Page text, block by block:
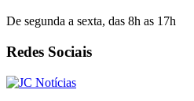
De segunda a sexta, das 8h as 17h
Redes Sociais